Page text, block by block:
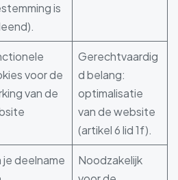
is
voor de
van de
Gerechtvaardig
d belang:
optimalisatie
van de website
(artikel 6 lid 1f).
je deelname
Noodzakelijk